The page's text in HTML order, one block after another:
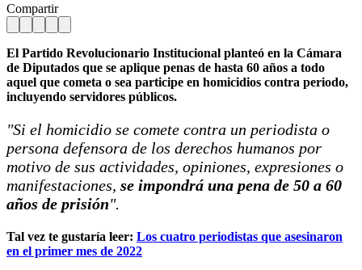
Compartir
El Partido Revolucionario Institucional planteó en la Cámara
de Diputados que se aplique penas de hasta 60 años a todo
aquel que cometa o sea participe en homicidios contra periodo,
incluyendo servidores públicos.
"Si el homicidio se comete contra un periodista o
persona defensora de los derechos humanos por
motivo de sus actividades, opiniones, expresiones o
manifestaciones, se impondrá una pena de 50 a 60
años de prisión".
Tal vez te gustaría leer: Los cuatro periodistas que asesinaron
en el primer mes de 2022